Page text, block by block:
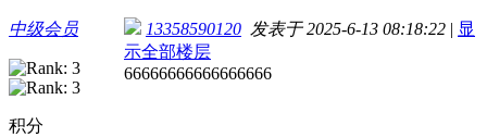
中级会员
积分
13358590120 发表于 2025-6-13 08:18:22 | 显
示全部楼层
66666666666666666